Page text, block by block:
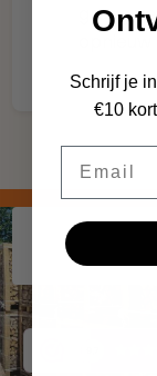
graag
Schrijf je
€10